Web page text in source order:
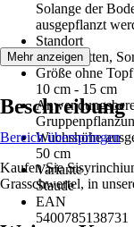
Solange der
ausgepflanzt
Standort
Halbschatten,
Größe ohne Topf
10 cm - 15 cm
Wuchshöhe
50 cm
Variante
Staude
EAN
5400785138731
Mehr anzeigen
Beschreibung
Bereich überspringen
Kaufen Sie
Grasschwertel, in